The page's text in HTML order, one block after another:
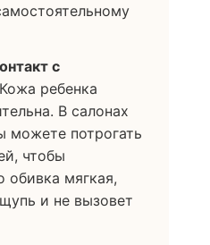
с
Кожа ребенка
В салонах
можете потрогать
чтобы
обивка мягкая,
и не вызовет